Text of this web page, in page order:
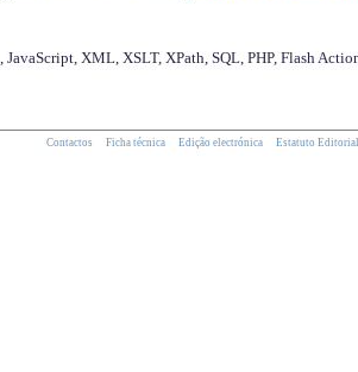
JavaScript, XML, XSLT, XPath, SQL, PHP, Flash
Contactos Ficha técnica Edição electrónica Estatuto Editorial